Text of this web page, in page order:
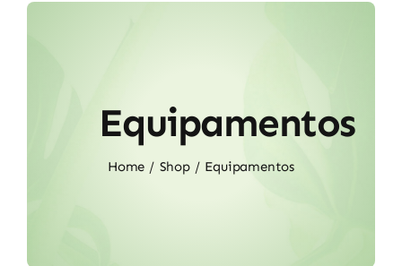
Equipamentos
Home Shop Equipamentos